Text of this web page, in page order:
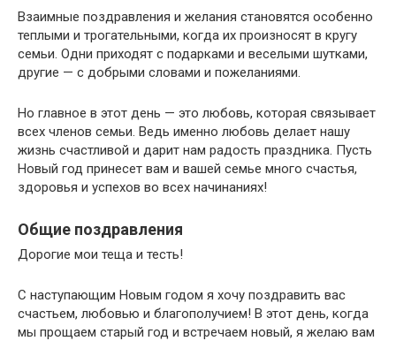
Взаимные поздравления и желания становятся особенно
теплыми и трогательными, когда их произносят в кругу
семьи. Одни приходят с подарками и веселыми шутками,
другие — с добрыми словами и пожеланиями.
Но главное в этот день — это любовь, которая связывает
всех членов семьи. Ведь именно любовь делает нашу
жизнь счастливой и дарит нам радость праздника. Пусть
Новый год принесет вам и вашей семье много счастья,
здоровья и успехов во всех начинаниях!
Общие поздравления
Дорогие мои теща и тесть!
С наступающим Новым годом я хочу поздравить вас
счастьем, любовью и благополучием! В этот день, когда
мы прощаем старый год и встречаем новый, я желаю вам